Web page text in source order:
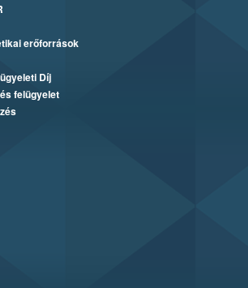
erőforrások
Díj
felügyelet